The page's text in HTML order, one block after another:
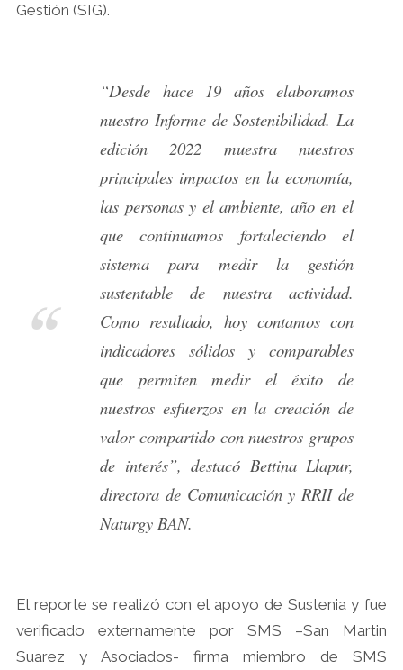
Gestión (SIG).
“Desde hace 19 años elaboramos
nuestro Informe de Sostenibilidad. La
edición 2022 muestra nuestros
principales impactos en la economía,
las personas y el ambiente, año en el
que continuamos fortaleciendo el
sistema para medir la gestión
sustentable de nuestra actividad.
Como resultado, hoy contamos con
indicadores sólidos y comparables
que permiten medir el éxito de
nuestros esfuerzos en la creación de
valor compartido con nuestros grupos
de interés”, destacó Bettina Llapur,
directora de Comunicación y RRII de
Naturgy BAN.
El reporte se realizó con el apoyo de Sustenia y fue
verificado externamente por SMS –San Martin
Suarez y Asociados- firma miembro de SMS